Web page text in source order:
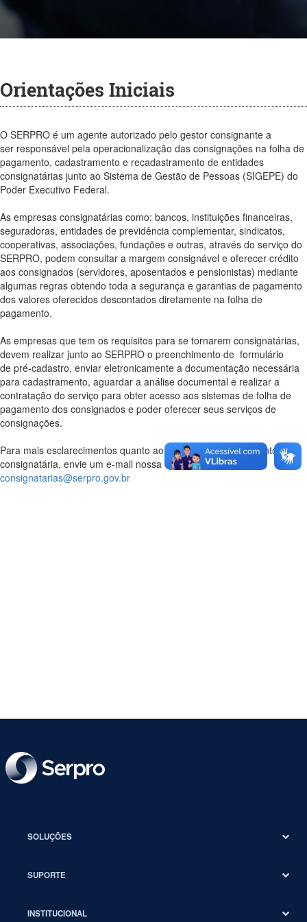
Orientações Iniciais
O SERPRO é um agente autorizado pelo gestor consignante a
ser responsável pela operacionalização das consignações na folha de
pagamento, cadastramento e recadastramento de entidades
consignatárias junto ao Sistema de Gestão de Pessoas (SIGEPE) do
Poder Executivo Federal.
As empresas consignatárias como: bancos, instituições financeiras,
seguradoras, entidades de previdência complementar, sindicatos,
cooperativas, associações, fundações e outras, através do serviço do
SERPRO, podem consultar a margem consignável e oferecer crédito
aos consignados (servidores, aposentados e pensionistas) mediante
algumas regras obtendo toda a segurança e garantias de pagamento
dos valores oferecidos descontados diretamente na folha de
pagamento.
As empresas que tem os requisitos para se tornarem consignatárias,
devem realizar junto ao SERPRO o preenchimento de formulário
de pré-cadastro, enviar eletronicamente a documentação necessária
para cadastramento, aguardar a análise documental e realizar a
contratação do serviço para obter acesso aos sistemas de folha de
pagamento dos consignados e poder oferecer seus serviços de
consignações.
Para mais esclarecimentos quanto ao pedido de cadastramento de
consignatária, envie um e-mail nossa caixa de atendimento
consignatarias@serpro.gov.br
SOLUÇÕES
SUPORTE
INSTITUCIONAL